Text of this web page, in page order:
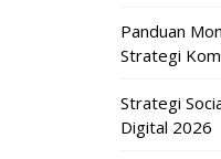
Panduan
Strategi
Strategi
Digital 2026